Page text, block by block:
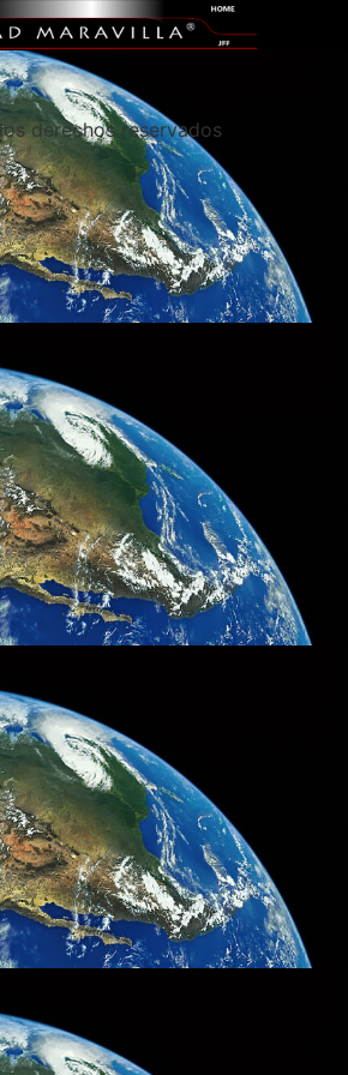
derechos reservados